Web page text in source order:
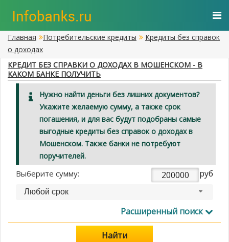
Главная Потребительские кредиты
Кредиты без справок
о доходах
КРЕДИТ БЕЗ СПРАВКИ О ДОХОДАХ В МОШЕНСКОМ - В
КАКОМ БАНКЕ ПОЛУЧИТЬ
Нужно найти деньги без лишних документов?
Укажите желаемую сумму, а также срок
погашения, и для вас будут подобраны самые
выгодные кредиты без справок о доходах в
Мошенском. Также банки не потребуют
поручителей.
Выберите сумму: руб
Любой срок
Расширенный поиск
Найти